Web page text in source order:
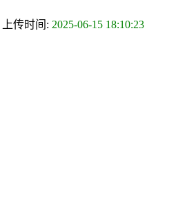
上传时间: 2025-06-15 18:10:23